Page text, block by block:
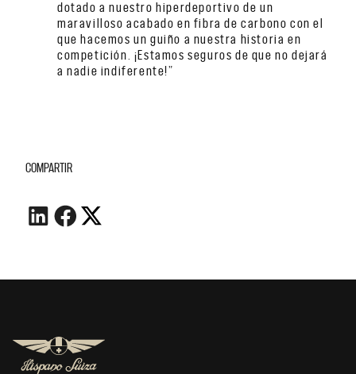
dotado a nuestro hiperdeportivo de un
maravilloso acabado en fibra de carbono con el
que hacemos un guiño a nuestra historia en
competición. ¡Estamos seguros de que no dejará
a nadie indiferente!”
COMPARTIR